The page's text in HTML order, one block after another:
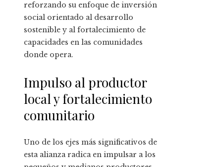
reforzando su enfoque de inversión
social orientado al desarrollo
sostenible y al fortalecimiento de
capacidades en las comunidades
donde opera.
Impulso al productor
local y fortalecimiento
comunitario
Uno de los ejes más significativos de
esta alianza radica en impulsar a los